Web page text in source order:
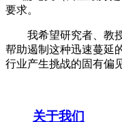
要求。
我希望研究者、教授
帮助遏制这种迅速蔓延
行业产生挑战的固有偏见
关于我们